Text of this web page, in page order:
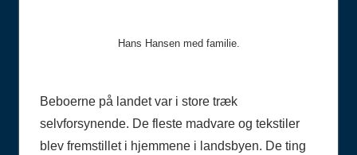
Hans Hansen med familie.
Beboerne på landet var i store træk
selvforsynende. De fleste madvare og tekstiler
blev fremstillet i hjemmene i landsbyen. De ting